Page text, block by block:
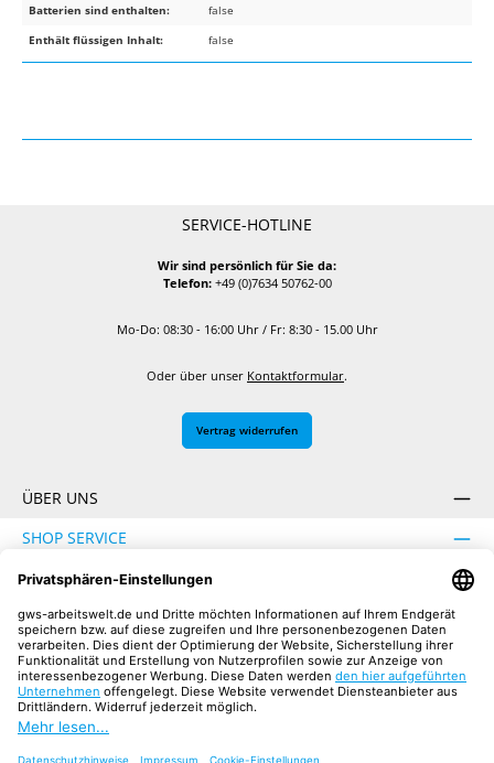
Batterien sind enthalten:
false
Enthält flüssigen Inhalt:
false
SERVICE-HOTLINE
Wir sind persönlich für Sie da:
Telefon:+49 (0)7634 50762-00
Mo-Do: 08:30 - 16:00 Uhr / Fr: 8:30 - 15.00 Uhr
Oder über unser Kontaktformular.
Vertrag widerrufen
ÜBER UNS
SHOP SERVICE
INFORMATION
SICHER EINKAUFEN
UNSERE COMMUNITIES
FacebookInstagramYouTube